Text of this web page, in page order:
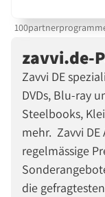
zavvi.de-
Zavvi DE
DVDs, Blu-ray
Steelbooks,
mehr. Zavvi DE
regelmässige
die